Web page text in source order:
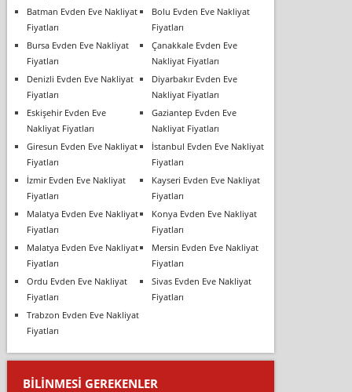
Batman Evden Eve Nakliyat
Fiyatları
Bolu Evden Eve Nakliyat
Fiyatları
Bursa Evden Eve Nakliyat
Fiyatları
Çanakkale Evden Eve
Nakliyat Fiyatları
Denizli Evden Eve Nakliyat
Fiyatları
Diyarbakır Evden Eve
Nakliyat Fiyatları
Eskişehir Evden Eve
Nakliyat Fiyatları
Gaziantep Evden Eve
Nakliyat Fiyatları
Giresun Evden Eve Nakliyat
Fiyatları
İstanbul Evden Eve Nakliyat
Fiyatları
İzmir Evden Eve Nakliyat
Fiyatları
Kayseri Evden Eve Nakliyat
Fiyatları
Malatya Evden Eve Nakliyat
Fiyatları
Konya Evden Eve Nakliyat
Fiyatları
Malatya Evden Eve Nakliyat
Fiyatları
Mersin Evden Eve Nakliyat
Fiyatları
Ordu Evden Eve Nakliyat
Fiyatları
Sivas Evden Eve Nakliyat
Fiyatları
Trabzon Evden Eve Nakliyat
Fiyatları
BILINMESI GEREKENLER